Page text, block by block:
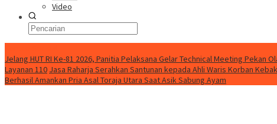
Video
Jelang HUT RI Ke-81 2026, Panitia Pelaksana Gelar Technical Meeting Pekan
Layanan 110 Jasa Raharja Serahkan Santunan kepada Ahli Waris Korban
Berhasil Amankan Pria Asal Toraja Utara Saat Asik Sabung Ayam